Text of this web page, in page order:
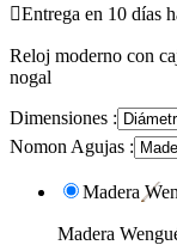
Entrega en 10 días
Reloj moderno con
nogal
Dimensiones :
Nomon Agujas :
Madera
Madera